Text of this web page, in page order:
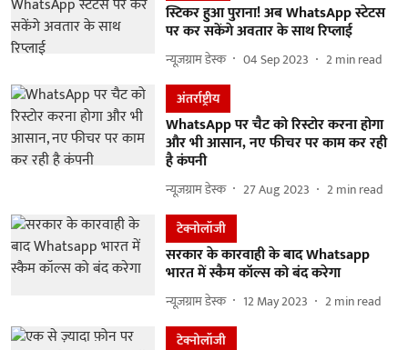
स्टिकर हुआ पुराना! अब WhatsApp स्टेटस
पर कर सकेंगे अवतार के साथ रिप्लाई
न्यूज़ग्राम डेस्क 04 Sep 2023 2min read
अंतर्राष्ट्रीय
WhatsApp पर चैट को रिस्टोर करना होगा
और भी आसान, नए फीचर पर काम कर रही
है कंपनी
न्यूज़ग्राम डेस्क 27 Aug 2023 2min read
टेक्नोलॉजी
सरकार के कारवाही के बाद Whatsapp
भारत में स्कैम कॉल्स को बंद करेगा
न्यूज़ग्राम डेस्क 12 May 2023 2min read
टेक्नोलॉजी